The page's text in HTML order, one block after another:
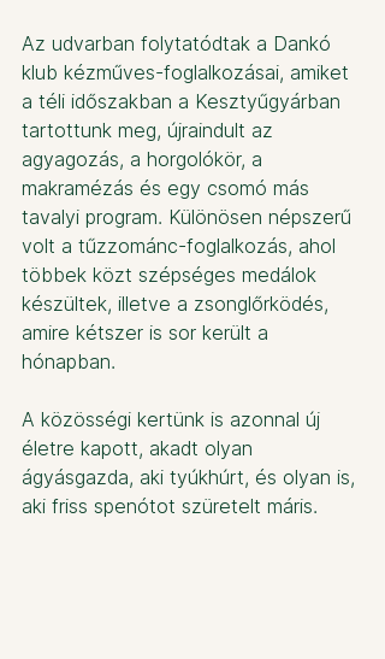
Az udvarban folytatódtak a Dankó
klub kézműves-foglalkozásai, amiket
a téli időszakban a Kesztyűgyárban
tartottunk meg, újraindult az
agyagozás, a horgolókör, a
makramézás és egy csomó más
tavalyi program. Különösen népszerű
volt a tűzzománc-foglalkozás, ahol
többek közt szépséges medálok
készültek, illetve a zsonglőrködés,
amire kétszer is sor került a
hónapban.
A közösségi kertünk is azonnal új
életre kapott, akadt olyan
ágyásgazda, aki tyúkhúrt, és olyan is,
aki friss spenótot szüretelt máris.